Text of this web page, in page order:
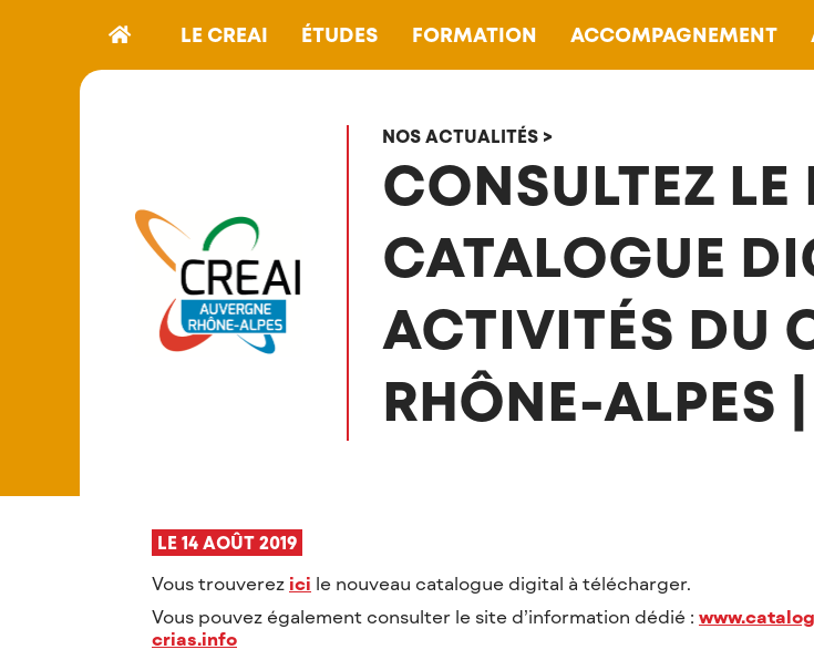
LE CREAI ÉTUDES FORMATION ACCOMPAGNEMENT
NOS ACTUALITÉS >
CONSULTEZ
CATALOGUE
ACTIVITÉS DU
RHÔNE-ALPES
LE 14 AOÛT 2019
Vous trouverez ici le nouveau catalogue digital à télécharger.
Vous pouvez également consulter le site d’information dédié :
crias.info